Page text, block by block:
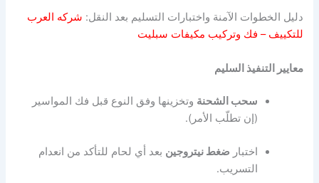
دليل الخطوات الآمنة واختبارات التسليم بعد النقل: شركه العرب
للتكييف – فك وتركيب مكيفات سبليت
معايير التنفيذ السليم
سحب الشحنة وتخزينها وفق النوع قبل فك المواسير
(إن تطلّب الأمر).
اختبار ضغط نيتروجين بعد أي لحام للتأكد من انعدام
التسريب.